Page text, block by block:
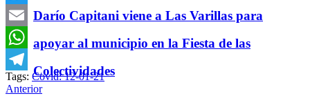
Darío Capitani viene a Las Varillas para
apoyar al municipio en la Fiesta de las
Colectividades
Twitter
Email
WhatsApp
Telegram
Tags: Covid: 12-01-21
Anterior